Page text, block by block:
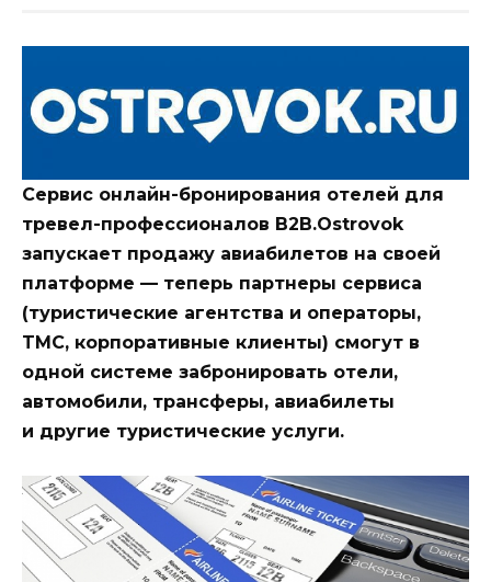
Сервис онлайн-бронирования отелей для
тревел-профессионалов B2B.Ostrovok
запускает продажу авиабилетов на своей
платформе — теперь партнеры сервиса
(туристические агентства и операторы,
TMC, корпоративные клиенты) смогут в
одной системе забронировать отели,
автомобили, трансферы, авиабилеты
и другие туристические услуги.